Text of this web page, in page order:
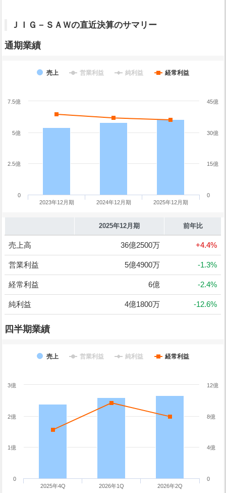
ＪＩＧ－ＳＡＷの直近決算のサマリー
通期業績
売上 営業利益 純利益 経常利益
2023年12月期 2024年12月期 2025年12月期
0
15億
30億
45億
0
2.5億
5億
7.5億
2025年12月期 前年比
売上高 36億2500万 +4.4%
営業利益 5億4900万 -1.3%
経常利益 6億 -2.4%
純利益 4億1800万 -12.6%
四半期業績
売上 営業利益 純利益 経常利益
2025年4Q 2026年1Q 2026年2Q
0
4億
8億
12億
0
1億
2億
3億